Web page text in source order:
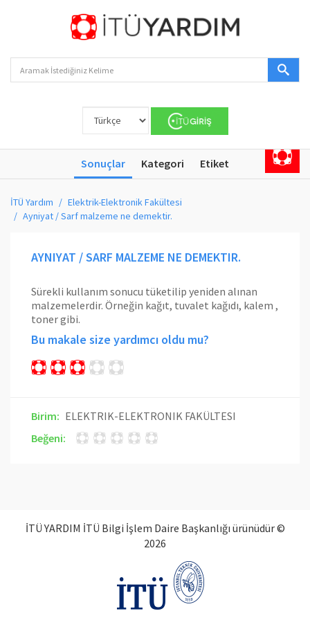
Sonuçlar Kategori Etiket
İTÜ Yardım
Elektrik-Elektronik Fakültesi
Ayniyat / Sarf malzeme ne demektir.
AYNIYAT / SARF MALZEME NE DEMEKTIR.
Sürekli kullanım sonucu tüketilip yeniden alınan
malzemelerdir. Örneğin kağıt, tuvalet kağıdı, kalem ,
toner gibi.
Bu makale size yardımcı oldu mu?
Birim: ELEKTRIK-ELEKTRONIK FAKÜLTESI
Beğeni:
İTÜ YARDIM İTÜ Bilgi İşlem Daire Başkanlığı ürünüdür ©
2026